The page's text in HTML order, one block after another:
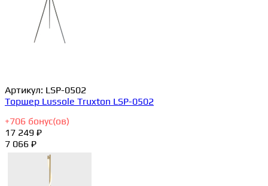
Артикул: LSP-0502
Торшер Lussole Truxton LSP-0502
+706 бонус(ов)
17 249 ₽
7 066 ₽